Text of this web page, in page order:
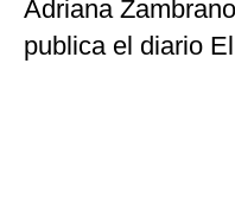
Adriana
publica el diario